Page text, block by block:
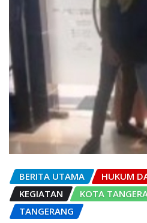
BERITA UTAMA
HUKUM
KEGIATAN
KOTA
TANGERANG